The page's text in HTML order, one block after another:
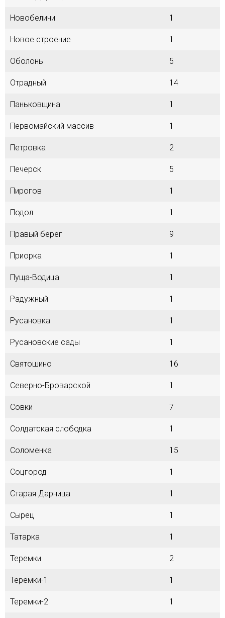
Новобеличи 1
Новое строение 1
Оболонь 5
Отрадный 14
Паньковщина 1
Первомайский массив 1
Петровка 2
Печерск 5
Пирогов 1
Подол 1
Правый берег 9
Приорка 1
Пуща-Водица 1
Радужный 1
Русановка 1
Русановские сады 1
Святошино 16
Северно-Броварской 1
Совки 7
Солдатская слободка 1
Соломенка 15
Соцгород 1
Старая Дарница 1
Сырец 1
Татарка 1
Теремки 2
Теремки-1 1
Теремки-2 1